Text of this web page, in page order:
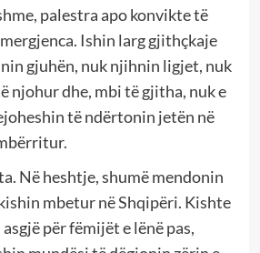
palestra apo konvikte të
Ishin larg gjithçkaje
gjuhën, nuk njihnin ligjet, nuk
njohur dhe, mbi të gjitha, nuk e
të ndërtonin jetën në
Në heshtje, shumë mendonin
mbetur në Shqipëri. Kishte
për fëmijët e lënë pas,